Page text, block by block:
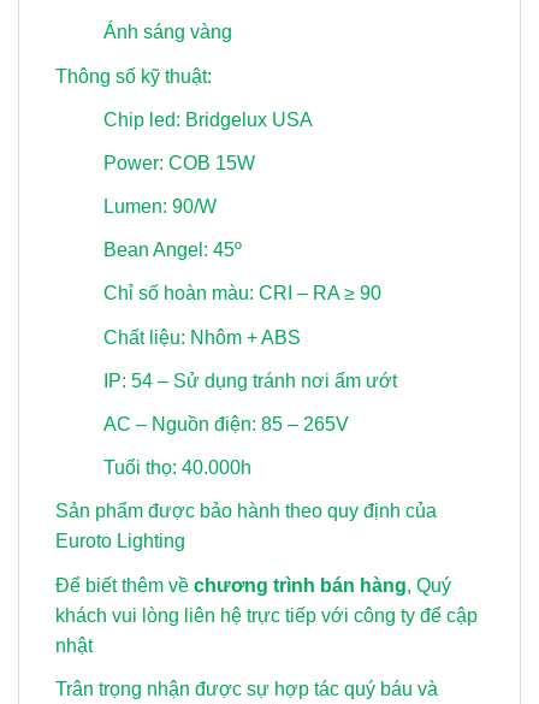
Ánh sáng vàng
Thông số kỹ thuật:
Chip led: Bridgelux USA
Power: COB 15W
Lumen: 90/W
Bean Angel: 45º
Chỉ số hoàn màu: CRI – RA ≥ 90
Chất liệu: Nhôm + ABS
IP: 54 – Sử dụng tránh nơi ẩm ướt
AC – Nguồn điện: 85 – 265V
Tuổi thọ: 40.000h
Sản phẩm được bảo hành theo quy định của
Euroto Lighting
Để biết thêm về chương trình bán hàng, Quý
khách vui lòng liên hệ trực tiếp với công ty để cập
nhật
Trân trọng nhận được sự hợp tác quý báu và